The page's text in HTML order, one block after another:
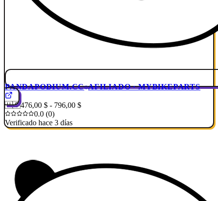
PANDAPODIUM.CC AFILIADO · MYBIKEPARTS
🇺🇸476,00 $ - 796,00 $
0.0 (0)
Verificado hace 3 días